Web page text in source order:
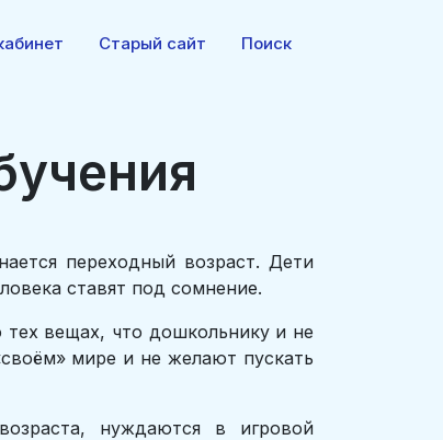
Старый сайт Поиск
переходный возраст. Дети
ставят под сомнение.
тех вещах, что дошкольнику и не
мире и не желают пускать
нуждаются в игровой